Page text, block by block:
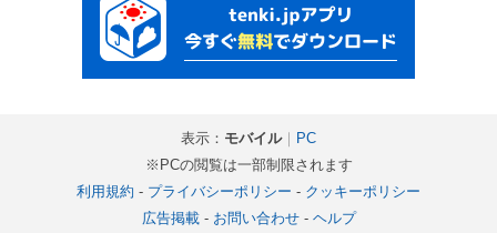
表示： モバイル｜ PC
※PCの閲覧は一部制限されます
利用規約 - プライバシーポリシー - クッキーポリシー
広告掲載- お問い合わせ- ヘルプ